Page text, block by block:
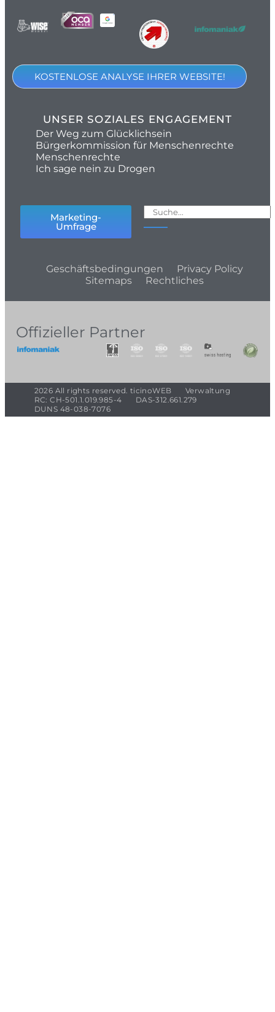
KOSTENLOSE ANALYSE IHRER WEBSITE!
UNSER SOZIALES ENGAGEMENT
Der Weg zum Glücklichsein
Bürgerkommission für Menschenrechte
Menschenrechte
Ich sage nein zu Drogen
Marketing-
Umfrage
Geschäftsbedingungen
Privacy Policy
Sitemaps
Rechtliches
Offizieller Partner
2026 All rights reserved. ticinoWEB
Verwaltung
RC: CH-501.1.019.985-4
DAS-312.661.279
DUNS 48-038-7076